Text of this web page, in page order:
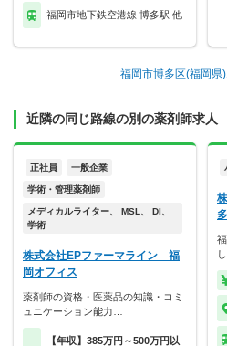
福岡市地下鉄空港線 博多駅 他
福岡市博多区(福岡県
近隣の同じ路線の別の薬剤師求人
正社員 一般企業
学術・管理薬剤師
メディカルライター、 MSL、 DI、
学術
株式会社EPファーマライン 福
岡オフィス
薬剤師の資格・医薬品の知識・コミ
ュニケーション能力…
【年収】385万円～500万円以